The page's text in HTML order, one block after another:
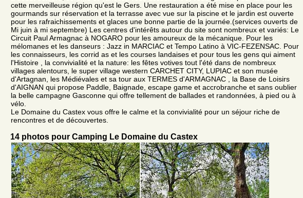
cette merveilleuse région qu'est le Gers. Une restauration a été mise en place pour les
gourmands sur réservation et la terrasse avec vue sur la piscine et le jardin est ouverte
pour les rafraichissements et glaces une bonne partie de la journée.(services ouverts de
Mi juin à mi septembre) Les centres d'intérêts autour du site sont nombreux et variés: Le
Circuit Paul Armagnac à NOGARO pour les amoureux de la mécanique. Pour les
mélomanes et les danseurs : Jazz in MARCIAC et Tempo Latino à VIC-FEZENSAC. Pour
les connaisseurs, les corrid as et les courses landaises et pour tous les gens qui aiment
l'Histoire , la convivialité et la nature: les fêtes votives tout l'été dans de nombreux
villages alentours, le super village western CARCHET CITY, LUPIAC et son musée
d'Artagnan, les Médiévales et sa tour aux TERMES d'ARMAGNAC , la Base de Loisirs
d'AIGNAN qui propose Paddle, Baignade, escape game et accrobranche et sans oublier
la belle campagne Gasconne qui offre tellement de ballades et randonnées, à pied ou à
vélo.
Le Domaine du Castex vous offre le calme et la convivialité pour un séjour riche de
rencontres et de découvertes.
14 photos pour Camping Le Domaine du Castex